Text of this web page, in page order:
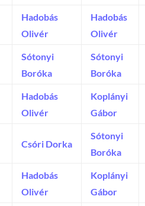
Hadobás
Olivér
Hadobás
Olivér
Sótonyi
Boróka
Sótonyi
Boróka
Hadobás
Olivér
Koplányi
Gábor
Csóri Dorka
Sótonyi
Boróka
Hadobás
Olivér
Koplányi
Gábor